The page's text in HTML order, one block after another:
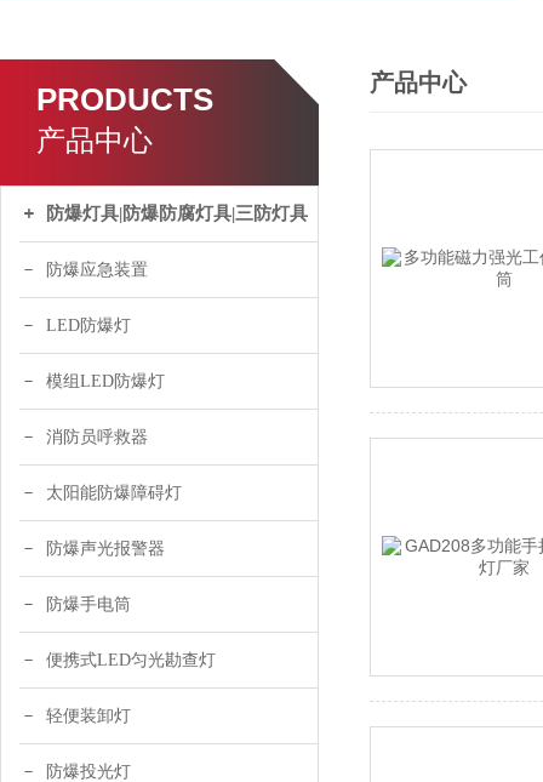
PRODUCTS
产品中心
防爆灯具|防爆防腐灯具|三防灯具
防爆应急装置
LED防爆灯
模组LED防爆灯
消防员呼救器
太阳能防爆障碍灯
防爆声光报警器
防爆手电筒
便携式LED匀光勘查灯
轻便装卸灯
防爆投光灯
产品中心